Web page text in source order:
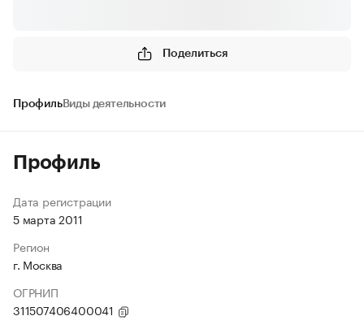
Поделиться
ПрофильВиды деятельности
Профиль
Дата регистрации
5 марта 2011
Регион
г. Москва
ОГРНИП
311507406400041